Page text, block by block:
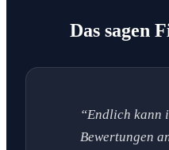
Das sagen
“Endlich kann
Bewertungen